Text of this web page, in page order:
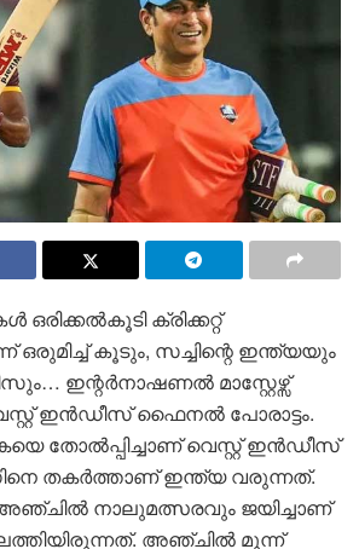
ഒരിക്കൽകൂടി ക്രിക്കറ്റ്
ഒരുമിച്ച് കൂടും, സച്ചിന്റെ ഇന്ത്യയും
ഇന്റർനാഷണൽ മാസ്റ്റേഴ്സ്
ഇൻഡീസ് ഫൈനൽ പോരാട്ടം.
തോൽപ്പിച്ചാണ് വെസ്റ്റ് ഇൻഡീസ്
തകർത്താണ് ഇന്ത്യ വരുന്നത്.
അഞ്ചിൽ നാലുമത്സരവും ജയിച്ചാണ്
അഞ്ചിൽ മൂന്ന്